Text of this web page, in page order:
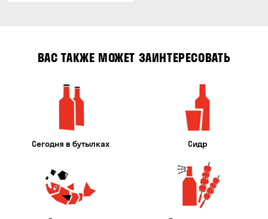
ВАС ТАКЖЕ МОЖЕТ ЗАИНТЕРЕСОВАТЬ
Сегодня в бутылках Сидр